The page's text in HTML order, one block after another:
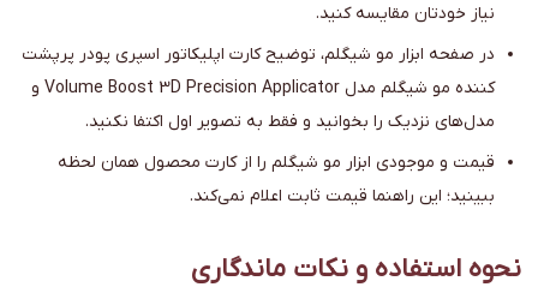
نیاز خودتان مقایسه کنید.
در صفحه ابزار مو شیگلم، توضیح کارت اپلیکاتور اسپری پودر پرپشت
کننده مو شیگلم مدل Volume Boost 3D Precision Applicator و
مدل‌های نزدیک را بخوانید و فقط به تصویر اول اکتفا نکنید.
قیمت و موجودی ابزار مو شیگلم را از کارت محصول همان لحظه
ببینید؛ این راهنما قیمت ثابت اعلام نمی‌کند.
نحوه استفاده و نکات ماندگاری